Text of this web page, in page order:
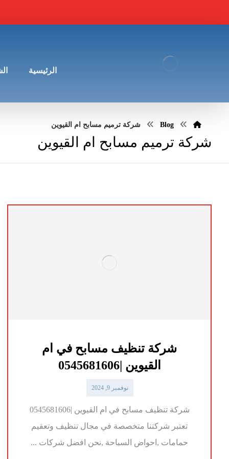
الرئيسية
Blog شركة ترميم مسابح ام القيوين
شركة ترميم مسابح ام القيوين
شركة تنظيف مسابح في ام
القيوين |0545681606
نوفمبر 9, 2024
شركة تنظيف مسابح في ام القيوين |0545681606
تعتبر شركتنا متخصصة في مجال تنظيف وتعقيم
حمامات ,احواض السباحة ,نحن افضل شركات ...